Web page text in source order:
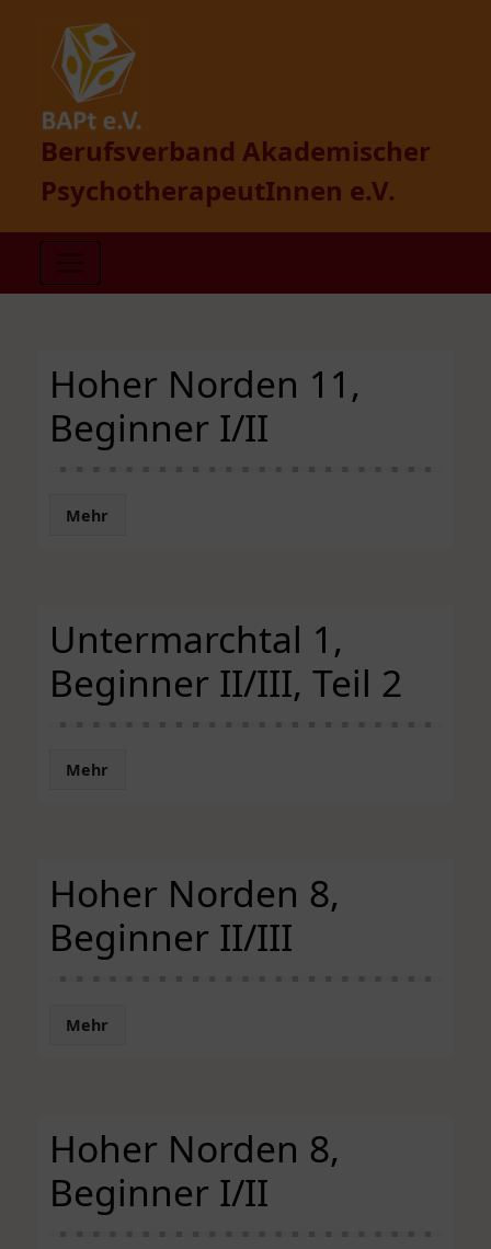
Berufsverband Akademischer
PsychotherapeutInnen e.V.
Hoher Norden 11,
Beginner I/II
Mehr
Untermarchtal 1,
Beginner II/III, Teil 2
Mehr
Hoher Norden 8,
Beginner II/III
Mehr
Hoher Norden 8,
Beginner I/II